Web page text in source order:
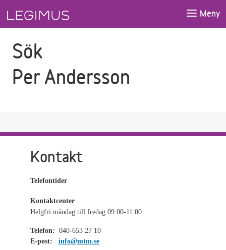
Meny
Sök
Per Andersson
Kontakt
Telefontider
Kontaktcenter
Helgfri måndag till fredag 09:00-11:00
Telefon: 040-653 27 10
E-post:
info@mtm.se